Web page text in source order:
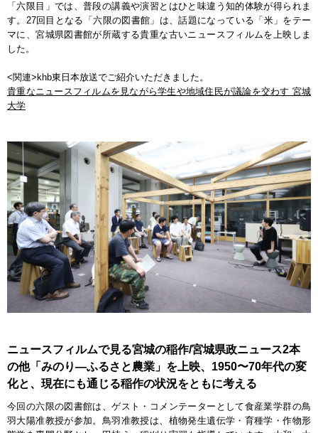
「六限目」では、普段の講義や演習とはひと味違う知的体験が得られま
す。27回目となる「六限の図書館」は、話題になっている「米」をテー
マに、宮城県図書館が所蔵する貴重な古いニュースフィルムを上映しま
した。
<関連>khb東日本放送でご紹介いただきました。
貴重なニュースフィルムを見ながら学生や地域住民が議論を交わす 宮城
大学
ニュースフィルムで見る宮城の稲作/宮城県政ニュース2本
の他「みのり—ふるさと農業」を上映、1950〜70年代の変
化と、現在にも通じる稲作の状況をともに考える
今回の六限の図書館は、ゲスト・コメンテーターとして食産業学群の鳥
羽大陽准教授が参加。鳥羽准教授は、植物発生遺伝学・育種学・作物形